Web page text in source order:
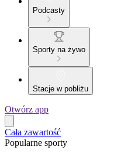
Podcasty
Sporty na żywo
Stacje w pobliżu
Otwórz app
Cała zawartość
Popularne sporty